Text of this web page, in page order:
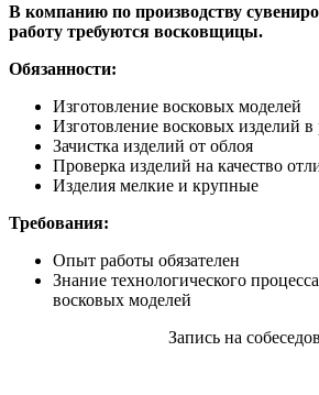
В компанию по производству
работу требуются восковщицы.
Обязанности:
Изготовление восковых моделей
Изготовление восковых изделий
Зачистка изделий от облоя
Проверка изделий на качество
Изделия мелкие и крупные
Требования:
Опыт работы обязателен
Знание технологического
восковых моделей
Запись на